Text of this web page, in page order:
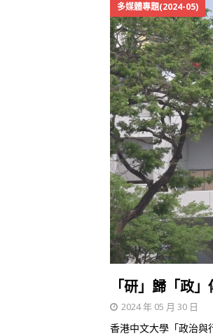
多媒體專題(2024-05)
「研」歸「政
2024 年 05 月 30 日
香港中文大學「政治與